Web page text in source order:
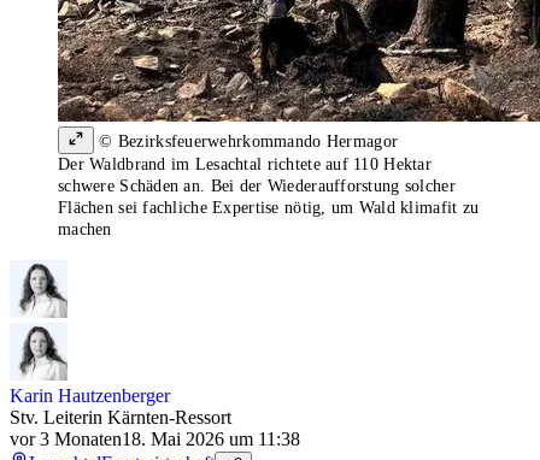
© Bezirksfeuerwehrkommando Hermagor
Der Waldbrand im Lesachtal richtete auf 110 Hektar
schwere Schäden an. Bei der Wiederaufforstung solcher
Flächen sei fachliche Expertise nötig, um Wald klimafit zu
machen
Karin Hautzenberger
Stv. Leiterin Kärnten-Ressort
vor 3 Monaten18. Mai 2026 um 11:38